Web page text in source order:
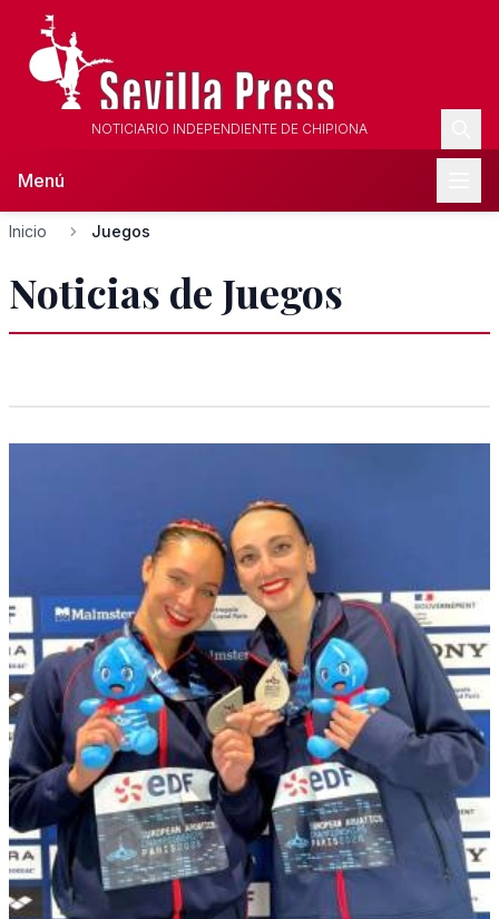
NOTICIARIO INDEPENDIENTE DE CHIPIONA
Menú
Inicio Juegos
Noticias de Juegos